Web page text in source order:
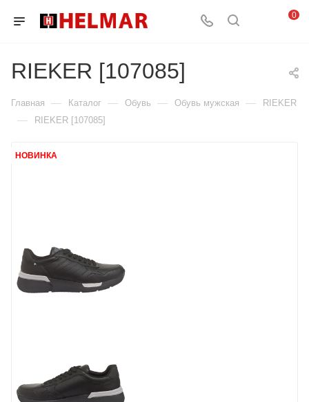
0
RIEKER [107085]
Главная — Каталог — Обувь — Обувь мужская — RIEKER
— RIEKER [107085]
НОВИНКА